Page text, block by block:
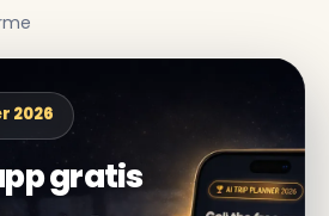
2026
gratis